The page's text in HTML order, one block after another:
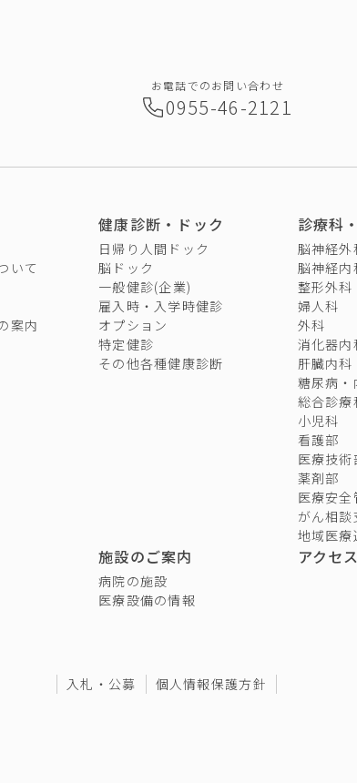
お電話でのお問い合わせ
0955-46-2121
いて
案内
健康診断・ドック
日帰り人間ドック
脳ドック
一般健診(企業)
雇入時・入学時健診
オプション
特定健診
その他各種健康診断
診療科
脳神経外
脳神経内
整形外科
婦人科
外科
消化器内
肝臓内科
糖尿病・
総合診療
小児科
看護部
医療技術
薬剤部
医療安全
がん相談
地域医療
施設のご案内
病院の施設
医療設備の情報
アクセス
入札・公募 個人情報保護方針